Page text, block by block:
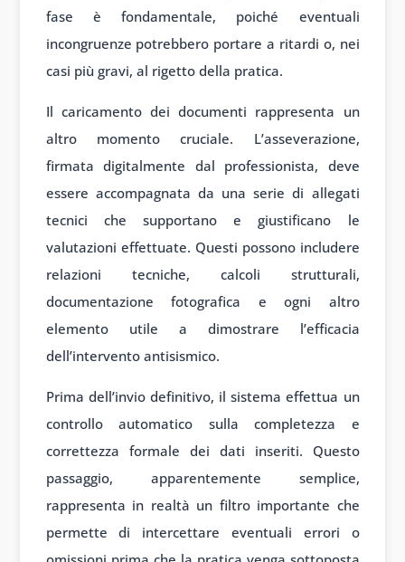
fase è fondamentale, poiché eventuali
incongruenze potrebbero portare a ritardi o, nei
casi più gravi, al rigetto della pratica.
Il caricamento dei documenti rappresenta un
altro momento cruciale. L’asseverazione,
firmata digitalmente dal professionista, deve
essere accompagnata da una serie di allegati
tecnici che supportano e giustificano le
valutazioni effettuate. Questi possono includere
relazioni tecniche, calcoli strutturali,
documentazione fotografica e ogni altro
elemento utile a dimostrare l’efficacia
dell’intervento antisismico.
Prima dell’invio definitivo, il sistema effettua un
controllo automatico sulla completezza e
correttezza formale dei dati inseriti. Questo
passaggio, apparentemente semplice,
rappresenta in realtà un filtro importante che
permette di intercettare eventuali errori o